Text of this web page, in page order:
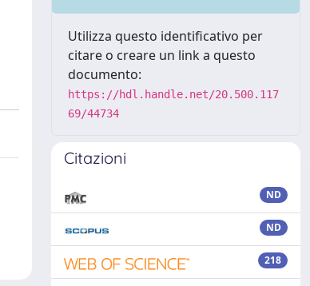
Utilizza questo identificativo per
citare o creare un link a questo
documento:
https://hdl.handle.net/20.500.117
69/44734
Citazioni
ND
ND
218